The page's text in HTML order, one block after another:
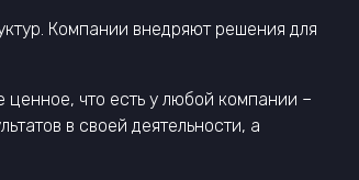
Компании внедряют решения для
что есть у любой компании –
в своей деятельности, а